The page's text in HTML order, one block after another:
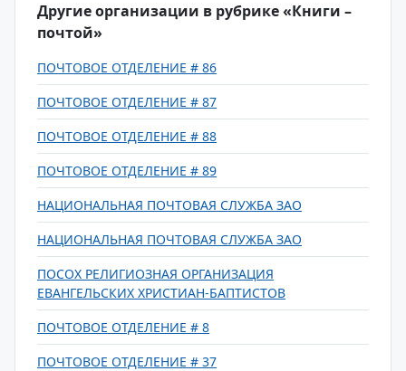
Другие организации в рубрике «Книги –
почтой»
ПОЧТОВОЕ ОТДЕЛЕНИЕ # 86
ПОЧТОВОЕ ОТДЕЛЕНИЕ # 87
ПОЧТОВОЕ ОТДЕЛЕНИЕ # 88
ПОЧТОВОЕ ОТДЕЛЕНИЕ # 89
НАЦИОНАЛЬНАЯ ПОЧТОВАЯ СЛУЖБА ЗАО
НАЦИОНАЛЬНАЯ ПОЧТОВАЯ СЛУЖБА ЗАО
ПОСОХ РЕЛИГИОЗНАЯ ОРГАНИЗАЦИЯ
ЕВАНГЕЛЬСКИХ ХРИСТИАН-БАПТИСТОВ
ПОЧТОВОЕ ОТДЕЛЕНИЕ # 8
ПОЧТОВОЕ ОТДЕЛЕНИЕ # 37